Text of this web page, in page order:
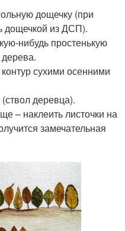
дощечку (при
дощечкой из ДСП).
нибудь простенькую
сухими осенними
деревца).
– наклеить листочки на
замечательная